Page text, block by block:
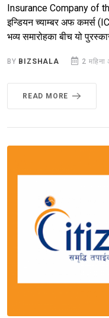
Insurance Company of
इन्डियन च्याम्बर अफ कमर्स
भव्य समारोहका बीच यो
BY BIZSHALA 2 महिना
READ MORE